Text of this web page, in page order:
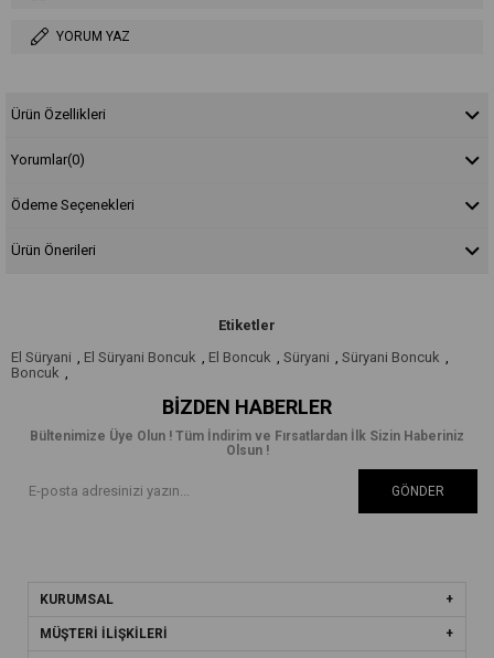
YORUM YAZ
Ürün Özellikleri
Yorumlar(0)
Ödeme Seçenekleri
Ürün Önerileri
Etiketler
El Süryani
El Süryani Boncuk El Boncuk Süryani Süryani Boncuk
Boncuk
BIZDEN HABERLER
Bültenimize Üye Olun ! Tüm İndirim ve Fırsatlardan İlk Sizin Haberiniz
Olsun !
GÖNDER
KURUMSAL
MÜŞTERİ İLİŞKİLERİ